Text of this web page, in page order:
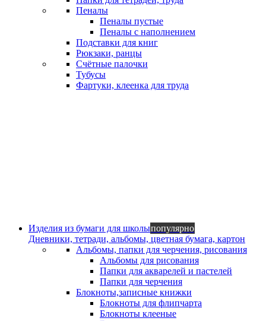
Пеналы
Пеналы пустые
Пеналы с наполнением
Подставки для книг
Рюкзаки, ранцы
Счётные палочки
Тубусы
Фартуки, клеенка для труда
Изделия из бумаги для школыпопулярно
Дневники, тетради, альбомы, цветная бумага, картон
Альбомы, папки для черчения, рисования
Альбомы для рисования
Папки для акварелей и пастелей
Папки для черчения
Блокноты,записные книжки
Блокноты для флипчарта
Блокноты клееные